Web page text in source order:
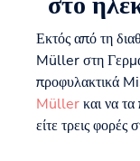
Εκτός από τη
Müller στη
προφυλακτικά
Müllerκαι να
είτε τρεις φορές